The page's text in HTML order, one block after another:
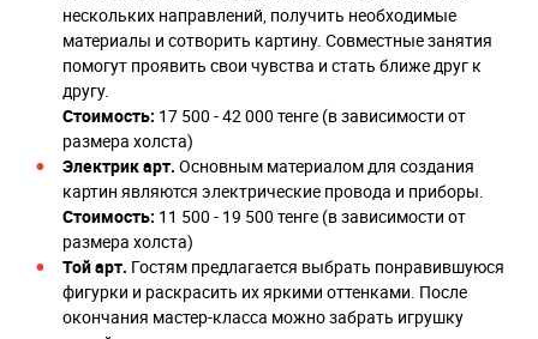
нескольких направлений, получить необходимые
материалы и сотворить картину. Совместные занятия
помогут проявить свои чувства и стать ближе друг к
другу.
Стоимость: 17 500 - 42 000 тенге (в зависимости от
размера холста)
Электрик арт. Основным материалом для создания
картин являются электрические провода и приборы.
Стоимость: 11 500 - 19 500 тенге (в зависимости от
размера холста)
Той арт. Гостям предлагается выбрать понравившуюся
фигурки и раскрасить их яркими оттенками. После
окончания мастер-класса можно забрать игрушку